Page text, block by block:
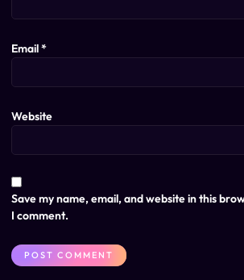
Email*
Website
Save my name, email, and website in this
I comment.